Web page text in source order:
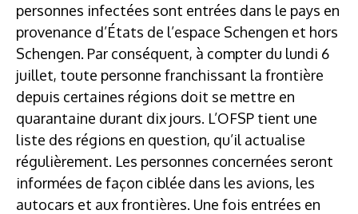
personnes infectées sont entrées dans le pays en
provenance d’États de l’espace Schengen et hors
Schengen. Par conséquent, à compter du lundi 6
juillet, toute personne franchissant la frontière
depuis certaines régions doit se mettre en
quarantaine durant dix jours. L’OFSP tient une
liste des régions en question, qu’il actualise
régulièrement. Les personnes concernées seront
informées de façon ciblée dans les avions, les
autocars et aux frontières. Une fois entrées en